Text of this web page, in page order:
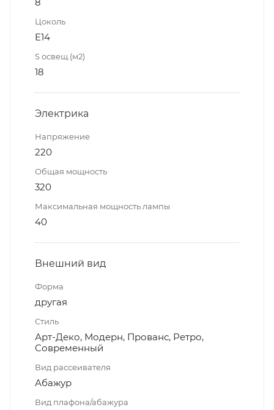
Цоколь
E14
S освещ.(м2)
18
Электрика
Напряжение
220
Общая мощность
320
Максимальная мощность лампы
40
Внешний вид
Форма
другая
Стиль
Арт-Деко, Модерн, Прованс, Ретро,
Современный
Вид рассеивателя
Абажур
Вид плафона/абажура